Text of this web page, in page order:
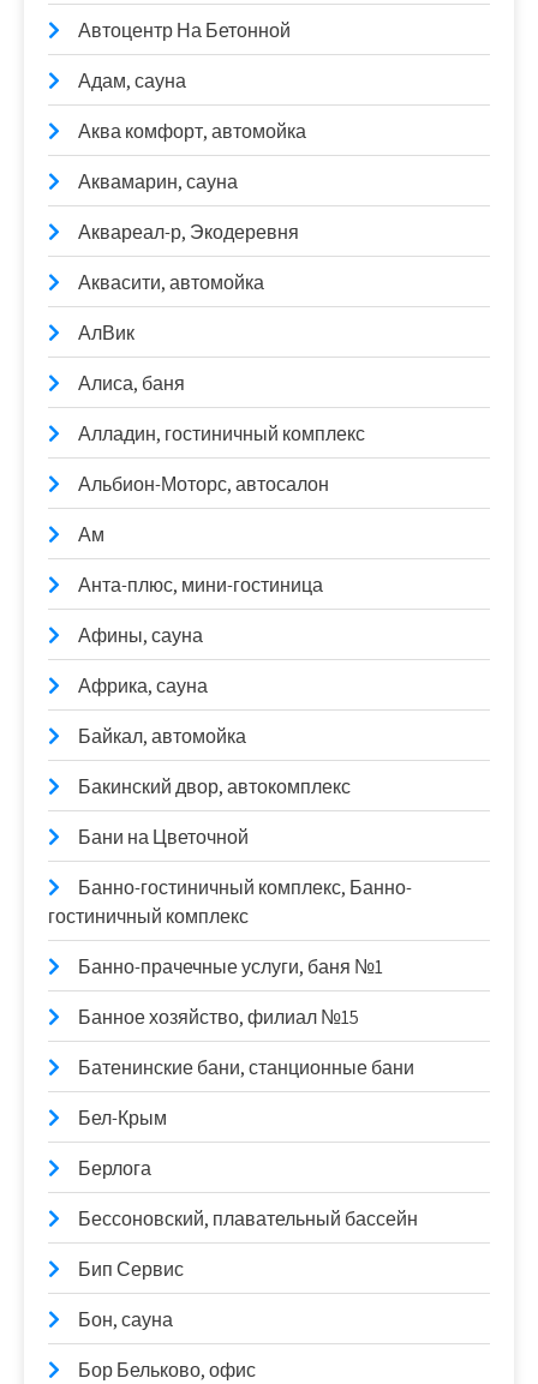
Автоцентр На Бетонной
Адам, сауна
Аква комфорт, автомойка
Аквамарин, сауна
Аквареал-р, Экодеревня
Аквасити, автомойка
АлВик
Алиса, баня
Алладин, гостиничный комплекс
Альбион-Моторс, автосалон
Ам
Анта-плюс, мини-гостиница
Афины, сауна
Африка, сауна
Байкал, автомойка
Бакинский двор, автокомплекс
Бани на Цветочной
Банно-гостиничный комплекс, Банно-
гостиничный комплекс
Банно-прачечные услуги, баня №1
Банное хозяйство, филиал №15
Батенинские бани, станционные бани
Бел-Крым
Берлога
Бессоновский, плавательный бассейн
Бип Сервис
Бон, сауна
Бор Бельково, офис